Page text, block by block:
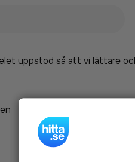
uppstod så att vi lättare